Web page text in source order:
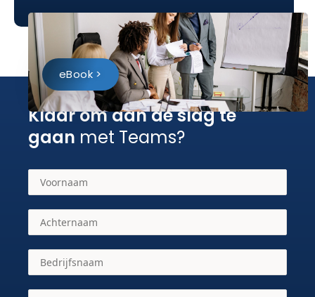
eBook >
Klaar om aan de slag te
gaan met Teams?